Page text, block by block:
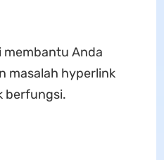
membantu Anda
masalah hyperlink
berfungsi.